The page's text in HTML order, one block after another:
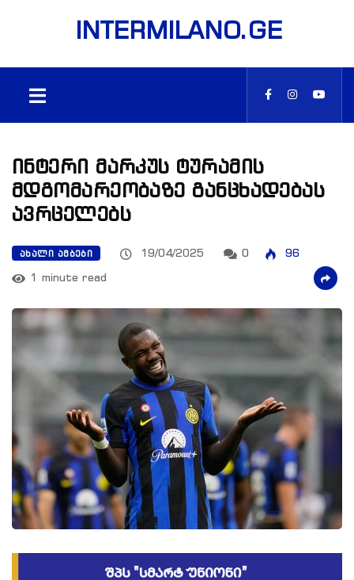
INTERMILANO.GE
ინტერი მარკუს ტურამის
მდგომარეობაზე განცხადებას
ავრცელებს
ᲐᲮᲐᲚᲘ ᲐᲛᲑᲔᲑᲘ 19/04/2025 0
96
1 minute read